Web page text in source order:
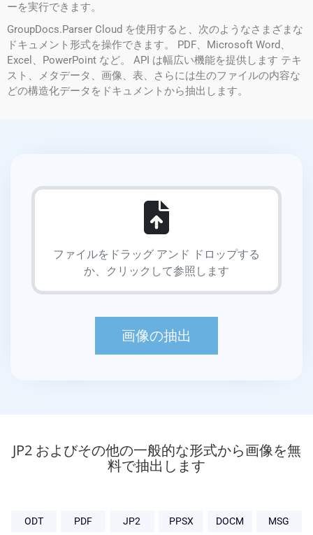
ーを実行できます。
GroupDocs.Parser Cloud を使用すると、次のようなさまざまな
ドキュメント形式を操作できます。 PDF、Microsoft Word、
Excel、PowerPoint など。 API は幅広い機能を提供します テキ
スト、メタデータ、画像、表、さらには生のファイルの内容な
どの構造化データをドキュメントから抽出します。
JP2 およびその他の一般的な形式から画像を無
料で抽出します
ODT PDF JP2 PPSX DOCM MSG